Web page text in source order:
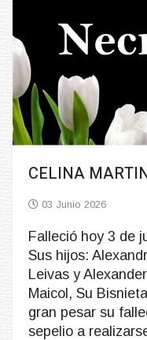
CELINA
03 Junio 2026
Falleció hoy 3 de
Sus hijos:
Leivas y
Maicol, Su
gran pesar su
sepelio a